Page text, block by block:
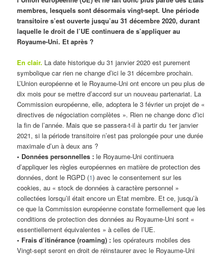
membres, lesquels sont désormais vingt-sept. Une période
transitoire s’est ouverte jusqu’au 31 décembre 2020, durant
laquelle le droit de l’UE continuera de s’appliquer au
Royaume-Uni. Et après ?
En clair. La date historique du 31 janvier 2020 est purement
symbolique car rien ne change d’ici le 31 décembre prochain.
L’Union européenne et le Royaume-Uni ont encore un peu plus de
dix mois pour se mettre d’accord sur un nouveau partenariat. La
Commission européenne, elle, adoptera le 3 février un projet de «
directives de négociation complètes ». Rien ne change donc d’ici
la fin de l’année. Mais que se passera-t-il à partir du 1er janvier
2021, si la période transitoire n’est pas prolongée pour une durée
maximale d’un à deux ans ?
• Données personnelles : le Royaume-Uni continuera
d’appliquer les règles européennes en matière de protection des
données, dont le RGPD (1) avec le consentement sur les
cookies, au « stock de données à caractère personnel »
collectées lorsqu’il était encore un Etat membre. Et ce, jusqu’à
ce que la Commission européenne constate formellement que les
conditions de protection des données au Royaume-Uni sont «
essentiellement équivalentes » à celles de l’UE.
• Frais d’itinérance (roaming) : les opérateurs mobiles des
Vingt-sept seront en droit de réinstaurer avec le Royaume-Uni